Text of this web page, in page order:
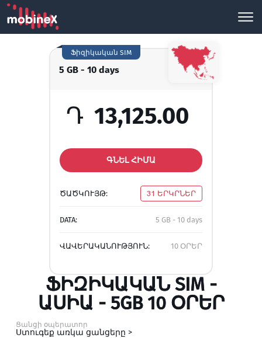
5 GB - 10 days
Ֆիզիկական SIM
Դ 13,125.00
ԳՆԵԼ ՀԻՄԱ
ԾԱԾԿՈՒՅԹ: 31 ԵՐԿՐՆԵՐ
DATA: 5 GB - 10 days
ՎԱՎԵՐԱԿԱՆՈՒԹՅՈՒՆ: 10 ՕՐԵՐ
ՖԻԶԻԿԱԿԱՆ SIM -
ԱՍԻԱ - 5GB 10 ՕՐԵՐ
Ցանցի օպերատոր
Ստուգեք առկա ցանցերը >